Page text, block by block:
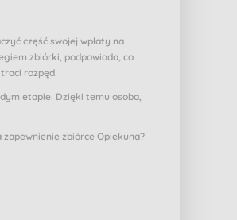
część swojej wpłaty na
zbiórki, podpowiada, co
rozpęd.
etapie. Dzięki temu osoba,
zbiórce Opiekuna?